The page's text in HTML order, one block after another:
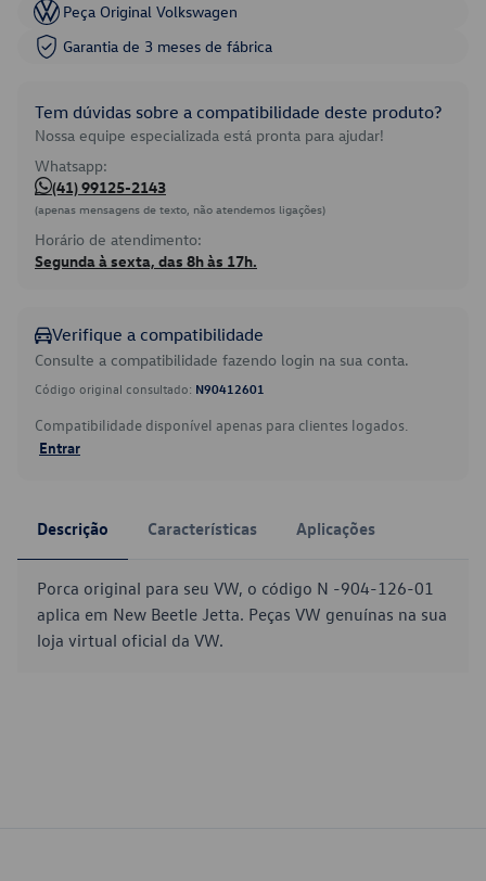
Peça Original Volkswagen
Garantia de 3 meses de fábrica
Tem dúvidas sobre a compatibilidade deste produto?
Nossa equipe especializada está pronta para ajudar!
Whatsapp:
(41) 99125-2143
(apenas mensagens de texto, não atendemos ligações)
Horário de atendimento:
Segunda à sexta, das 8h às 17h.
Verifique a compatibilidade
Consulte a compatibilidade fazendo login na sua conta.
Código original consultado: N90412601
Compatibilidade disponível apenas para clientes logados.
Entrar
Descrição Características Aplicações
Porca original para seu VW, o código N -904-126-01
aplica em New Beetle Jetta. Peças VW genuínas na sua
loja virtual oficial da VW.